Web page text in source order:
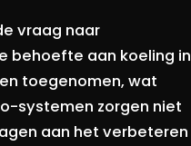
vraag naar
behoefte aan koeling in
toegenomen, wat
systemen zorgen niet
aan het verbeteren